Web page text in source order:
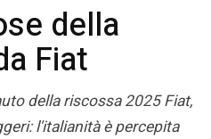
della
Fiat
della riscossa 2025 Fiat,
l'italianità è percepita